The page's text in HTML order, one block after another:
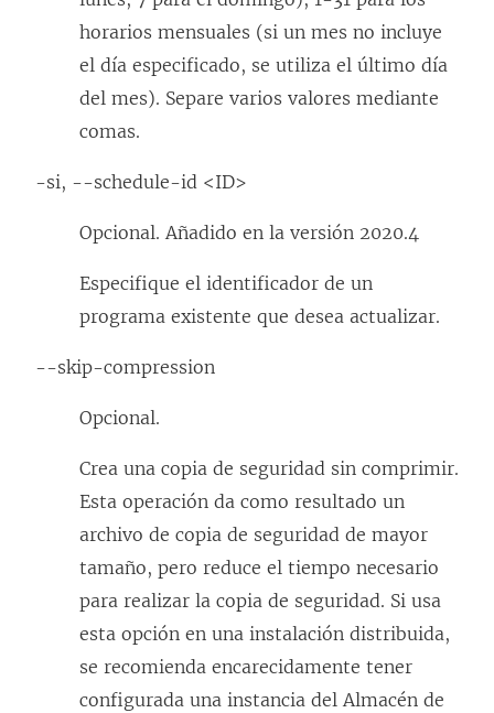
horarios mensuales (si un mes no incluye
el día especificado, se utiliza el último día
del mes). Separe varios valores mediante
comas.
-si, --schedule-id <ID>
Opcional. Añadido en la versión 2020.4
Especifique el identificador de un
programa existente que desea actualizar.
--skip-compression
Opcional.
Crea una copia de seguridad sin comprimir.
Esta operación da como resultado un
archivo de copia de seguridad de mayor
tamaño, pero reduce el tiempo necesario
para realizar la copia de seguridad. Si usa
esta opción en una instalación distribuida,
se recomienda encarecidamente tener
configurada una instancia del Almacén de